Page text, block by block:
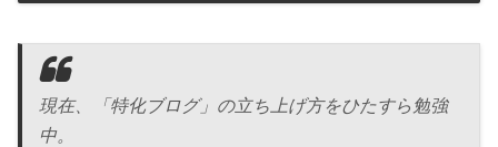
現在、「特化ブログ」の立ち上げ方をひたすら勉強
中。